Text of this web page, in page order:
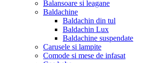
Balansoare si leagane
Baldachine
Baldachin din tul
Baldachin Lux
Baldachine suspendate
Carusele si lampite
Comode si mese de infasat